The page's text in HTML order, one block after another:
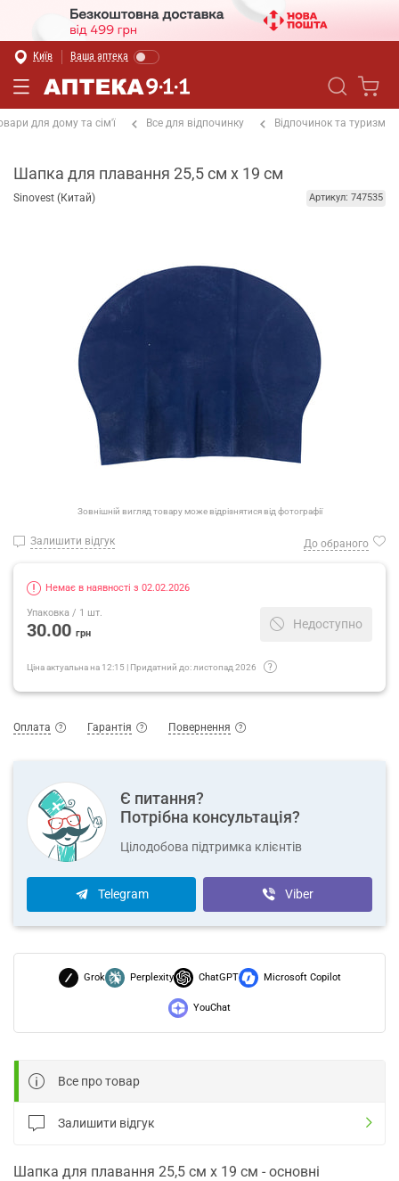
Київ Ваша аптека
для дому та сім'ї Все для відпочинку Відпочинок та туризм
Шапка для плавання 25,5 см х 19 см
Sinovest (Китай) Артикул: 747535
Зовнішній вигляд товару може відрізнятися від фотографії
Залишити відгук До обраного
Немає в наявності з 02.02.2026
Упаковка / 1 шт.
30.00 грн
Недоступно
Ціна актуальна на 12:15 | Придатний до: листопад 2026
Оплата Гарантія Повернення
Є питання?
Потрібна консультація?
Цілодобова підтримка клієнтів
Telegram Viber
Grok Perplexity ChatGPT Microsoft Copilot
YouChat
Все про товар
Залишити відгук
Шапка для плавання 25,5 см х 19 см - основні